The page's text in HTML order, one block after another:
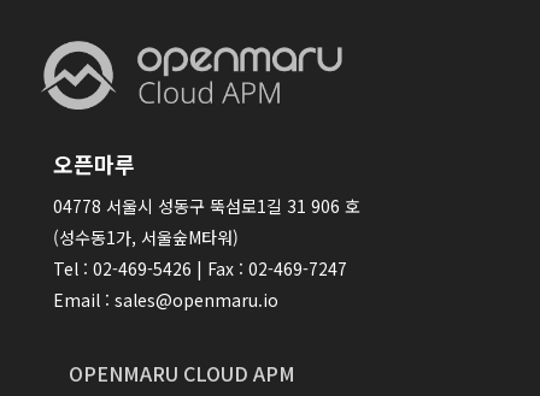
오픈마루
04778 서울시 성동구 뚝섬로1길 31 906 호
(성수동1가, 서울숲M타워)
Tel : 02-469-5426 | Fax : 02-469-7247
Email : sales@openmaru.io
OPENMARU CLOUD APM